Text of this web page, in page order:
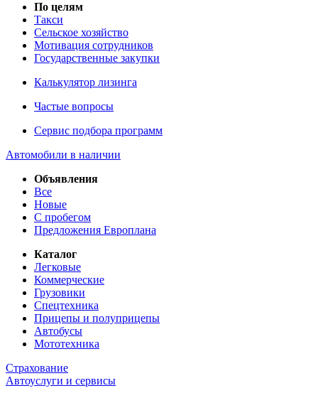
По целям
Такси
Сельское хозяйство
Мотивация сотрудников
Государственные закупки
Калькулятор лизинга
Частые вопросы
Сервис подбора программ
Автомобили в наличии
Объявления
Все
Новые
С пробегом
Предложения Европлана
Каталог
Легковые
Коммерческие
Грузовики
Спецтехника
Прицепы и полуприцепы
Автобусы
Мототехника
Страхование
Автоуслуги и сервисы